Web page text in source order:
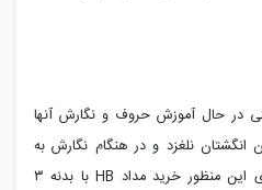
در حال آموزش حروف و نگارش آنها
نلغزد و در هنگام نگارش به
این منظور خرید مداد HB
با بدنه ۳